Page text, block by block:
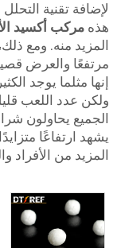
لإضافة تقنية
هذه مركب أكسيد
المزيد منه. ومع
مرتفعًا والعرض
إنها مثلما يوجد
ولكن عدد اللعب
الجميع يحاولون
يشهد ارتفاعًا
المزيد من الأفراد